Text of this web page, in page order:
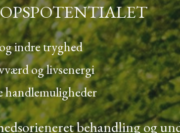
indre tryghed
og livsenergi
handlemuligheder
behandling og